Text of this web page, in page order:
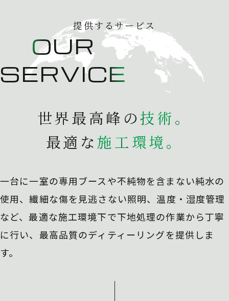
提供するサービス
OUR
SERVICE
世界最高峰の技術。
最適な施 工環境。
一台に一室の専用ブースや不純物を含まない純水の
使用、繊細な傷を見逃さない照明、温度・湿度管理
など、最適な施工環境下で下地処理の作業から丁寧
に行い、 最高品質のディティーリングを提供しま
す。